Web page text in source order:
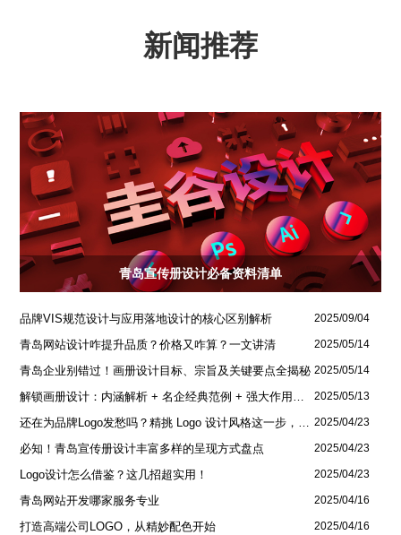
新闻推荐
青岛宣传册设计必备资料清单
品牌VIS规范设计与应用落地设计的核心区别解析 2025/09/04
青岛网站设计咋提升品质？价格又咋算？一文讲清 2025/05/14
青岛企业别错过！画册设计目标、宗旨及关键要点全揭秘 2025/05/14
解锁画册设计：内涵解析 + 名企经典范例 + 强大作用全揭秘 2025/05/13
还在为品牌Logo发愁吗？精挑 Logo 设计风格这一步，轻松铸就独属于你的品牌魅力 2025/04/23
必知！青岛宣传册设计丰富多样的呈现方式盘点 2025/04/23
Logo设计怎么借鉴？这几招超实用！ 2025/04/23
青岛网站开发哪家服务专业 2025/04/16
打造高端公司LOGO，从精妙配色开始 2025/04/16